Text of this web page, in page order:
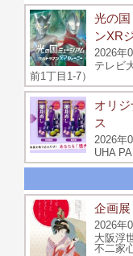
光の
ンXR
2026年
テレビ
前1丁目1‐7）
オリ
ス
2026年
UHA
企画展
2026年
大阪浮
不二家